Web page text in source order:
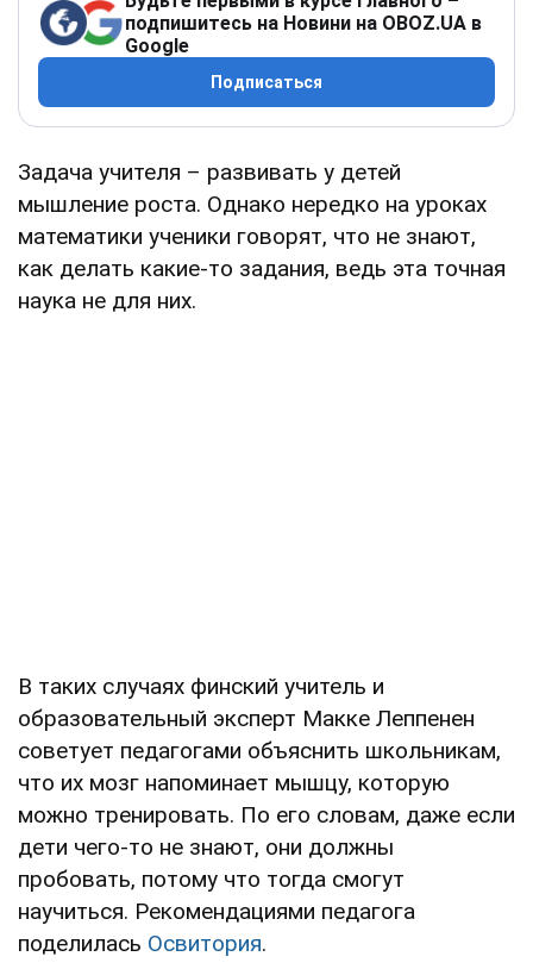
подпишитесь на Новини на OBOZ.UA в
Google
Подписаться
Задача учителя – развивать у детей
мышление роста. Однако нередко на уроках
математики ученики говорят, что не знают,
как делать какие-то задания, ведь эта точная
наука не для них.
В таких случаях финский учитель и
образовательный эксперт Макке Леппенен
советует педагогами объяснить школьникам,
что их мозг напоминает мышцу, которую
можно тренировать. По его словам, даже если
дети чего-то не знают, они должны
пробовать, потому что тогда смогут
научиться. Рекомендациями педагога
поделилась Освитория.